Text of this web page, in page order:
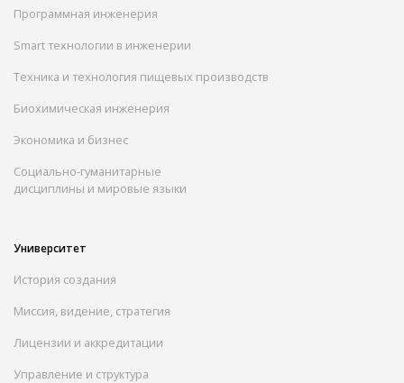
Программная инженерия
Smart технологии в инженерии
Техника и технология пищевых производств
Биохимическая инженерия
Экономика и бизнес
Социально-гуманитарные
дисциплины и мировые языки
Университет
История создания
Миссия, видение, стратегия
Лицензии и аккредитации
Управление и структура